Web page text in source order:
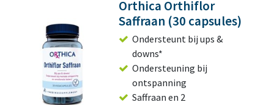
Orthica Orthiflor
Saffraan (30 capsules)
Ondersteunt bij ups &
downs*
Ondersteuning bij
ontspanning
Saffraan en 2